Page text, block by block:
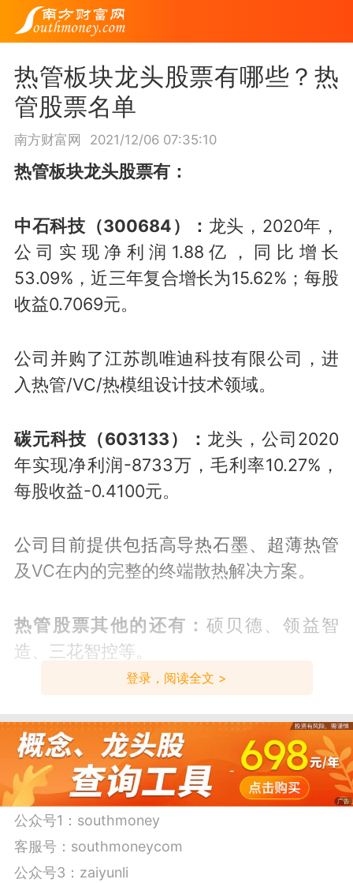
热管板块龙头股票有哪些？热
管股票名单
南方财富网 2021/12/06 07:35:10
热管板块龙头股票有：
中石科技（300684）： 龙头，2020年，
公司实现净利润1.88亿，同比增长
53.09%，近三年复合增长为15.62%；每股
收益0.7069元。
公司并购了江苏凯唯迪科技有限公司，进
入热管/VC/热模组设计技术领域。
碳元科技（603133）： 龙头，公司2020
年实现净利润-8733万，毛利率10.27%，
每股收益-0.4100元。
公司目前提供包括高导热石墨、超薄热管
及VC在内的完整的终端散热解决方案。
热管股票其他的还有： 硕贝德、领益智
造、三花智控等。
作，风险自担。
登录，阅读全文 >
公众号1： southmoney
客服号： southmoneycom
公众号3： zaiyunli